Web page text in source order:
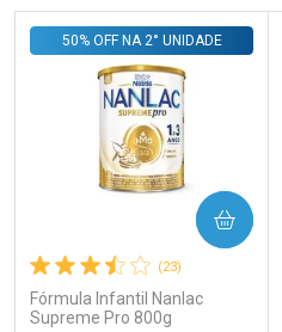
(23)
Fórmula Infantil Nanlac
Supreme Pro 800g
50% OFF NA 2° UNIDADE
COMPRAR